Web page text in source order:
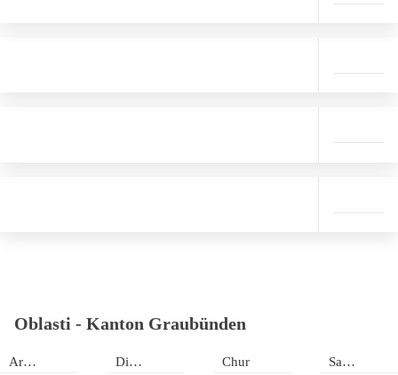
Oblasti - Kanton Graubünden
Arosa Lenzerheide
Disentis
Chur
Savognin